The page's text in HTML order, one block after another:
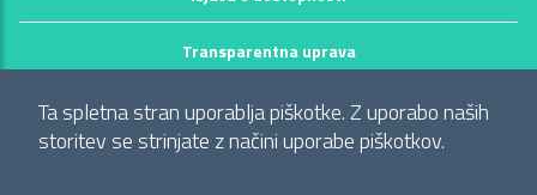
Ta spletna stran uporablja piškotke. Z uporabo naših
storitev se strinjate z načini uporabe piškotkov.
Transparentna uprava
©2026 GECT GO / EZTS GO
Realizzato da infoFactory Web Agency.